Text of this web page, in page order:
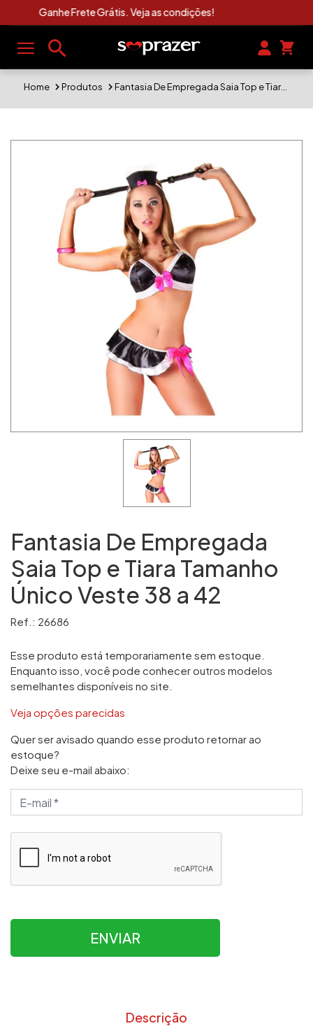
Clique Aqui e Veja As Novidades Sexshop
Home Produtos Fantasia De Empregada Saia Top e Tiara Tamanho Único Veste 38 a 42
Fantasia De Empregada
Saia Top e Tiara Tamanho
Único Veste 38 a 42
Ref.: 26686
Esse produto está temporariamente sem estoque.
Enquanto isso, você pode conhecer outros modelos
semelhantes disponíveis no site.
Veja opções parecidas
Quer ser avisado quando esse produto retornar ao
estoque?
Deixe seu e-mail abaixo:
ENVIAR
Descrição